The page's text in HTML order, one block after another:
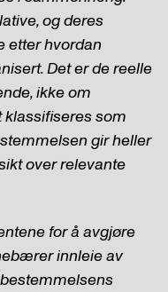
og deres
etter hvordan
Det er de reelle
ikke om
som
gir heller
over relevante
for å avgjøre
innleie av